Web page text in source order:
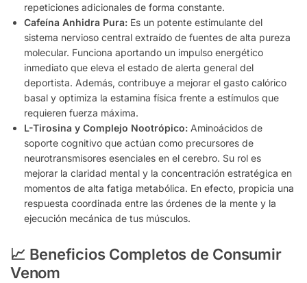
repeticiones adicionales de forma constante.
Cafeína Anhidra Pura: Es un potente estimulante del
sistema nervioso central extraído de fuentes de alta pureza
molecular. Funciona aportando un impulso energético
inmediato que eleva el estado de alerta general del
deportista. Además, contribuye a mejorar el gasto calórico
basal y optimiza la estamina física frente a estímulos que
requieren fuerza máxima.
L-Tirosina y Complejo Nootrópico: Aminoácidos de
soporte cognitivo que actúan como precursores de
neurotransmisores esenciales en el cerebro. Su rol es
mejorar la claridad mental y la concentración estratégica en
momentos de alta fatiga metabólica. En efecto, propicia una
respuesta coordinada entre las órdenes de la mente y la
ejecución mecánica de tus músculos.
📈 Beneficios Completos de Consumir
Venom